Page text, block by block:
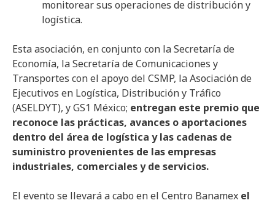
monitorear sus operaciones de distribución y
logística.
Esta asociación, en conjunto con la Secretaría de
Economía, la Secretaría de Comunicaciones y
Transportes con el apoyo del CSMP, la Asociación de
Ejecutivos en Logística, Distribución y Tráfico
(ASELDYT), y GS1 México; entregan este premio que
reconoce las prácticas, avances o aportaciones
dentro del área de logística y las cadenas de
suministro provenientes de las empresas
industriales, comerciales y de servicios.
El evento se llevará a cabo en el Centro Banamex el